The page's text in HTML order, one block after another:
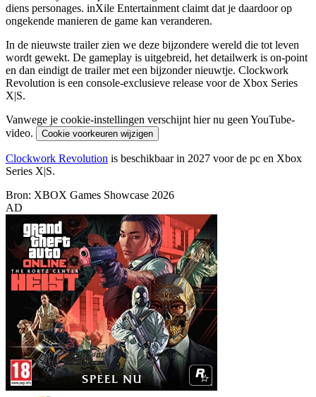
diens personages. inXile Entertainment claimt dat je daardoor op
ongekende manieren de game kan veranderen.
In de nieuwste trailer zien we deze bijzondere wereld die tot leven
wordt gewekt. De gameplay is uitgebreid, het detailwerk is on-point
en dan eindigt de trailer met een bijzonder nieuwtje. Clockwork
Revolution is een console-exclusieve release voor de Xbox Series
X|S.
Vanwege je cookie-instellingen verschijnt hier nu geen YouTube-
video.
Cookie voorkeuren wijzigen
Clockwork Revolution is beschikbaar in 2027 voor de pc en Xbox
Series X|S.
Bron: XBOX Games Showcase 2026
AD